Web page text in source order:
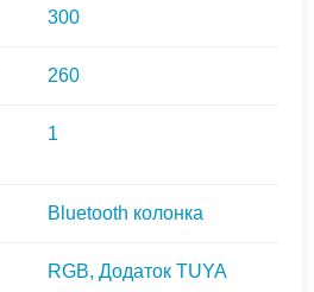
300
260
1
Bluetooth колонка
RGB, Додаток TUYA